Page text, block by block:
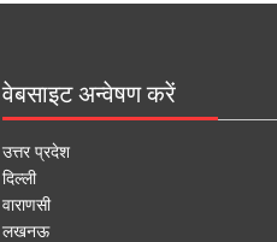
वेबसाइट अन्वेषण करें
उत्तर प्रदेश
दिल्ली
वाराणसी
लखनऊ